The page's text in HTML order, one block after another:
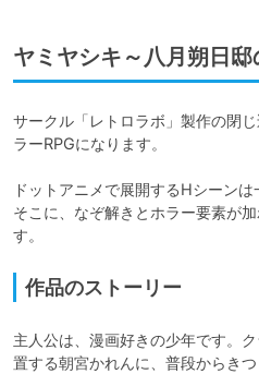
ヤミヤシキ～八月朔日邸
サークル「レトロラボ」製作の閉
ラーRPGになります。
ドットアニメで展開するHシーンは
そこに、なぞ解きとホラー要素が
す。
作品のストーリー
主人公は、漫画好きの少年です。
置する朝宮かれんに、普段からきつ